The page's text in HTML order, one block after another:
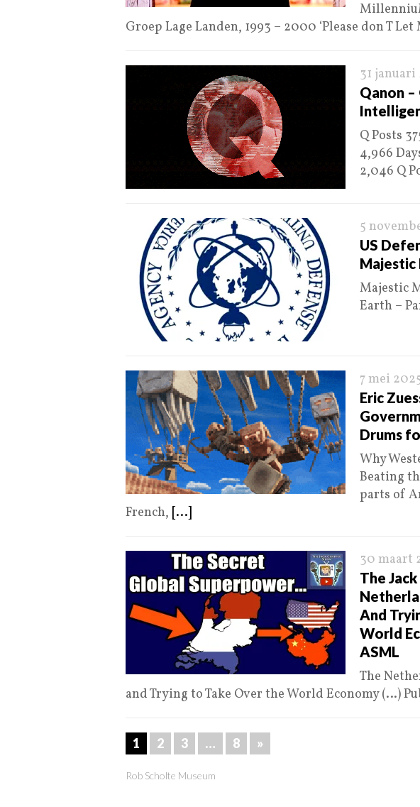
Groep Lage Landen, 1993 – 2000 ‘Please don T
31 januari
Qanon –
Q Posts
4,966
2,046 Q
5
US
Majestic
Majestic
Earth –
7 mei
Eric
Drums
Why
Beating
parts of
French, [...]
30 maart
The
And
World
ASML
The
and Trying to Take Over the World Economy (…)
1 2 3 … 8 »
Rob Scholte Museum